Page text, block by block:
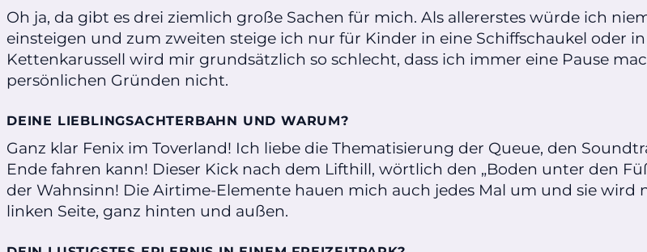
Oh ja, da gibt es drei ziemlich große Sachen für mich. Als allererstes würde ich
einsteigen und zum zweiten steige ich nur für Kinder in eine Schiffschaukel oder
Kettenkarussell wird mir grundsätzlich so schlecht, dass ich immer eine Pause
persönlichen Gründen nicht.
DEINE LIEBLINGSACHTERBAHN UND WARUM?
Ganz klar Fenix im Toverland! Ich liebe die Thematisierung der Queue, den
Ende fahren kann! Dieser Kick nach dem Lifthill, wörtlich den „Boden unter den
der Wahnsinn! Die Airtime-Elemente hauen mich auch jedes Mal um und sie wird
linken Seite, ganz hinten und außen.